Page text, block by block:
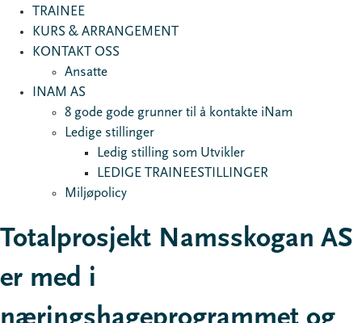
TRAINEE
KURS & ARRANGEMENT
KONTAKT OSS
Ansatte
INAM AS
8 gode gode grunner til å kontakte iNam
Ledige stillinger
Ledig stilling som Utvikler
LEDIGE TRAINEESTILLINGER
Miljøpolicy
Totalprosjekt Namsskogan AS
er med i